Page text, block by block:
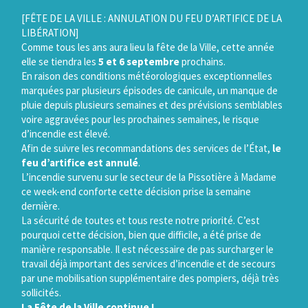
[FÊTE DE LA VILLE : ANNULATION DU FEU D’ARTIFICE DE LA
LIBÉRATION]
Comme tous les ans aura lieu la fête de la Ville, cette année
elle se tiendra les 5 et 6 septembreprochains.
En raison des conditions météorologiques exceptionnelles
marquées par plusieurs épisodes de canicule, un manque de
pluie depuis plusieurs semaines et des prévisions semblables
voire aggravées pour les prochaines semaines, le risque
d’incendie est élevé.
Afin de suivre les recommandations des services de l’État, le
feu d’artifice est annulé.
L’incendie survenu sur le secteur de la Pissotière à Madame
ce week-end conforte cette décision prise la semaine
dernière.
La sécurité de toutes et tous reste notre priorité. C’est
pourquoi cette décision, bien que difficile, a été prise de
manière responsable. Il est nécessaire de pas surcharger le
travail déjà important des services d’incendie et de secours
par une mobilisation supplémentaire des pompiers, déjà très
sollicités.